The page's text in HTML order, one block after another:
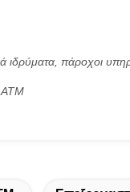
ιδρύματα, πάροχοι
ΑΤΜ